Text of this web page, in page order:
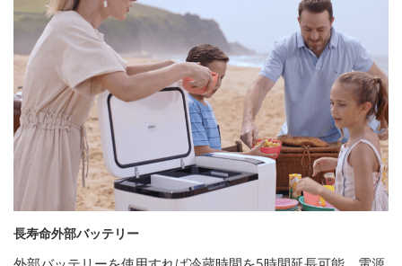
長寿命外部バッテリー